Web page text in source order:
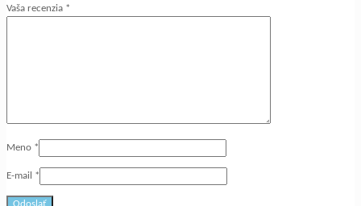
Vaša recenzia *
Meno *
E-mail *